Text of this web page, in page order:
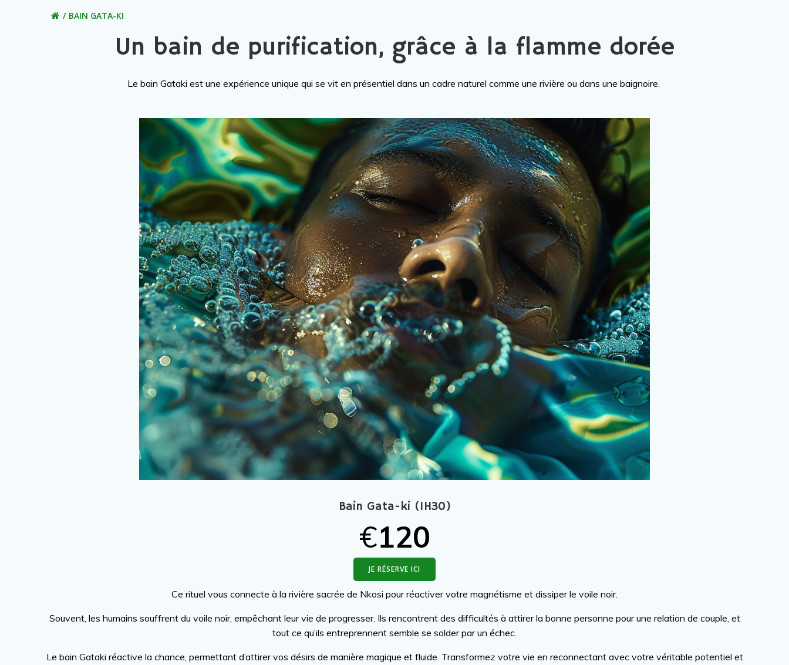
BAIN GATA-KI
Un bain de purification, grâce à la flamme dorée
Le bain Gataki est une expérience unique qui se vit en présentiel dans un cadre naturel comme une rivière ou dans une baignoire.
Bain Gata-ki (1H30)
€120
JE RÉSERVE ICI
Ce rituel vous connecte à la rivière sacrée de Nkosi pour réactiver votre magnétisme et dissiper le voile noir.
Souvent, les humains souffrent du voile noir, empêchant leur vie de progresser. Ils rencontrent des difficultés à attirer la bonne personne pour une relation de couple, et
tout ce qu’ils entreprennent semble se solder par un échec.
Le bain Gataki réactive la chance, permettant d’attirer vos désirs de manière magique et fluide. Transformez votre vie en reconnectant avec votre véritable potentiel et